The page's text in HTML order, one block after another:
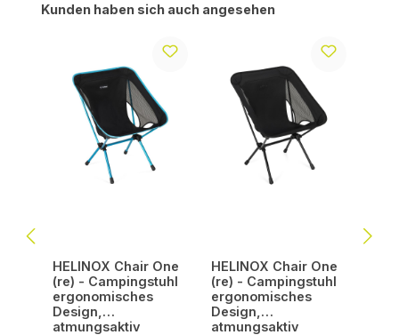
Produktgalerie überspringen
Kunden haben sich auch angesehen
HELINOX Chair One
(re) - Campingstuhl
ergonomisches
Design,
atmungsaktiv
HELINOX Chair One
(re) - Campingstuhl
ergonomisches
Design,
atmungsaktiv